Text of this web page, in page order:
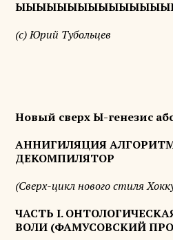
(с) Юрий Тубольцев
Новый сверх Ы-генезис
АННИГИЛЯЦИЯ
ДЕКОМПИЛЯТОР
(Сверх-цикл нового стиля
ЧАСТЬ I.
ВОЛИ (ФАМУСОВСКИЙ